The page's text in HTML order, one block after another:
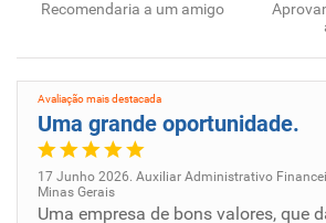
Recomendaria a um amigo
Avaliação mais destacada
Uma grande oportunidade.
17 Junho 2026. Auxiliar Administrativo
Minas Gerais